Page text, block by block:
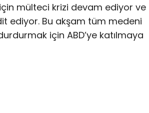
mülteci krizi devam ediyor ve
ediyor. Bu akşam tüm medeni
için ABD’ye katılmaya